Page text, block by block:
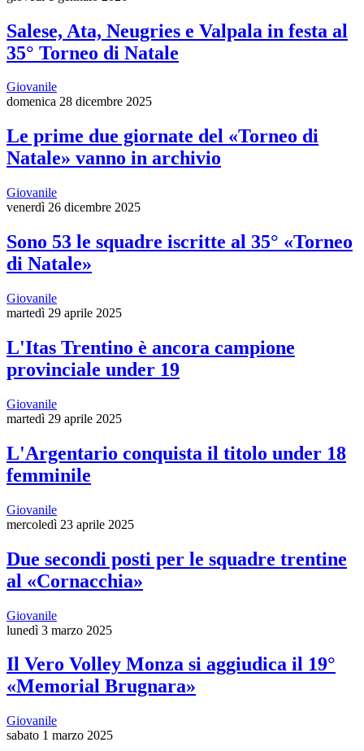
Salese, Ata, Neugries e Valpala in festa al
35° Torneo di Natale
Giovanile
domenica 28 dicembre 2025
Le prime due giornate del «Torneo di
Natale» vanno in archivio
Giovanile
venerdì 26 dicembre 2025
Sono 53 le squadre iscritte al 35° «Torneo
di Natale»
Giovanile
martedì 29 aprile 2025
L'Itas Trentino è ancora campione
provinciale under 19
Giovanile
martedì 29 aprile 2025
L'Argentario conquista il titolo under 18
femminile
Giovanile
mercoledì 23 aprile 2025
Due secondi posti per le squadre trentine
al «Cornacchia»
Giovanile
lunedì 3 marzo 2025
Il Vero Volley Monza si aggiudica il 19°
«Memorial Brugnara»
Giovanile
sabato 1 marzo 2025